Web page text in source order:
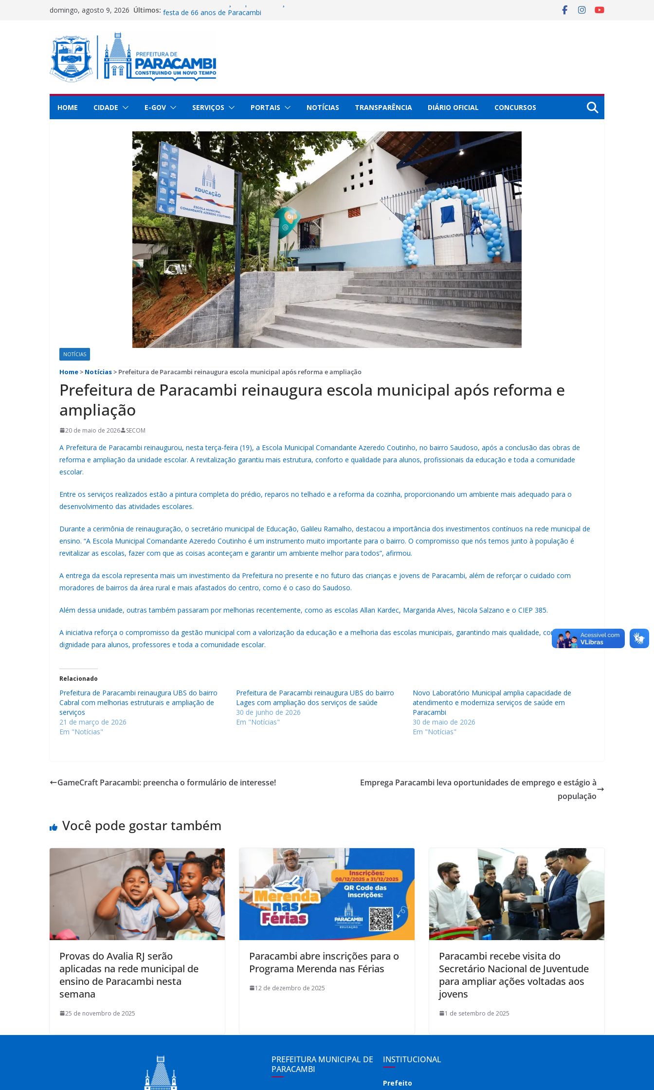
domingo, agosto 9, 2026 Últimos: Prefeitura abre inscrições para instalação de barracas na
dedicação e serviços prestados à população
Paracambi é destaque internacional por conquistas na
educação
implementar projeto esportivo no município
HOME
CIDADE E-GOV SERVIÇOS PORTAIS NOTÍCIAS TRANSPARÊNCIA DIÁRIO OFICIAL CONCURSOS
NOTÍCIAS
Home> Notícias> Prefeitura de Paracambi reinaugura escola municipal após reforma e ampliação
Prefeitura de Paracambi reinaugura escola municipal após reforma e
ampliação
20 de maio de 2026 SECOM
A Prefeitura de Paracambi reinaugurou, nesta terça-feira (19), a Escola Municipal Comandante Azeredo Coutinho, no bairro Saudoso, após a conclusão das obras de
reforma e ampliação da unidade escolar. A revitalização garantiu mais estrutura, conforto e qualidade para alunos, profissionais da educação e toda a comunidade
escolar.
Entre os serviços realizados estão a pintura completa do prédio, reparos no telhado e a reforma da cozinha, proporcionando um ambiente mais adequado para o
desenvolvimento das atividades escolares.
Durante a cerimônia de reinauguração, o secretário municipal de Educação, Galileu Ramalho, destacou a importância dos investimentos contínuos na rede municipal de
ensino. “A Escola Municipal Comandante Azeredo Coutinho é um instrumento muito importante para o bairro. O compromisso que nós temos junto à população é
revitalizar as escolas, fazer com que as coisas aconteçam e garantir um ambiente melhor para todos”, afirmou.
A entrega da escola representa mais um investimento da Prefeitura no presente e no futuro das crianças e jovens de Paracambi, além de reforçar o cuidado com
moradores de bairros da área rural e mais afastados do centro, como é o caso do Saudoso.
Além dessa unidade, outras também passaram por melhorias recentemente, como as escolas Allan Kardec, Margarida Alves, Nicola Salzano e o CIEP 385.
A iniciativa reforça o compromisso da gestão municipal com a valorização da educação e a melhoria das escolas municipais, garantindo mais qualidade, conforto e
dignidade para alunos, professores e toda a comunidade escolar.
Relacionado
Prefeitura de Paracambi reinaugura UBS do bairro
Cabral com melhorias estruturais e ampliação de
serviços
21 de março de 2026
Em "Notícias"
Prefeitura de Paracambi reinaugura UBS do bairro
Lages com ampliação dos serviços de saúde
30 de junho de 2026
Em "Notícias"
Novo Laboratório Municipal amplia capacidade de
atendimento e moderniza serviços de saúde em
Paracambi
30 de maio de 2026
Em "Notícias"
GameCraft Paracambi: preencha o formulário de interesse!
Emprega Paracambi leva oportunidades de emprego e estágio à
população
Você pode gostar também
Provas do Avalia RJ serão
aplicadas na rede municipal de
ensino de Paracambi nesta
semana
25 de novembro de 2025
Paracambi abre inscrições para o
Programa Merenda nas Férias
12 de dezembro de 2025
Paracambi recebe visita do
Secretário Nacional de Juventude
para ampliar ações voltadas aos
jovens
1 de setembro de 2025
PREFEITURA MUNICIPAL DE
PARACAMBI
INSTITUCIONAL
Prefeito